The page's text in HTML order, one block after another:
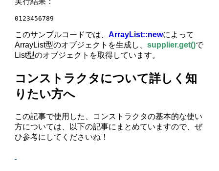
0123456789
このサンプルコードでは、ArrayList::newによって
ArrayList型のオブジェクトを生成し、supplier.get()で
List型のオブジェクトを取得しています。
コンストラクタについて詳しく知
りたい方へ
この記事で使用した、コンストラクタの基本的な使い
方については、以下の記事にまとめていますので、ぜ
ひ参考にしてくださいね！